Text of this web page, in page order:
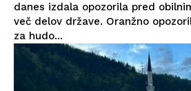
danes izdala opozorila pred
več delov države. Oranžno
za hudo...